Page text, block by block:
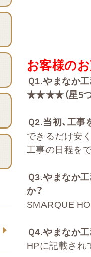
お客様のお
Ｑ1.やまなか
★★★★（星5つ
Ｑ2.当初、工
できるだけ安
工事の日程を
Ｑ3.やまなか
か？
SMARQUE
Ｑ4.やまなか
HPに記載され